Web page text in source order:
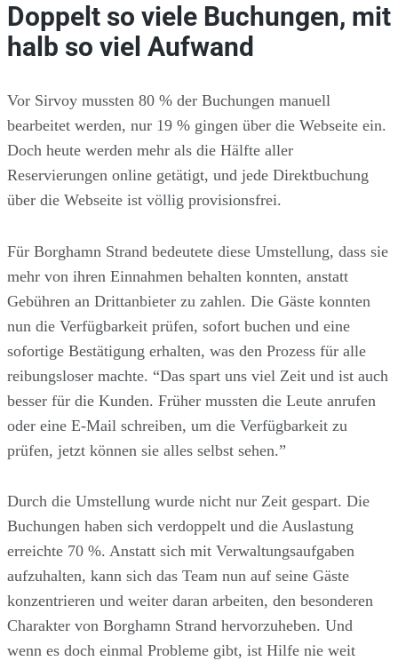
Doppelt so viele Buchungen, mit
halb so viel Aufwand
Vor Sirvoy mussten 80 % der Buchungen manuell
bearbeitet werden, nur 19 % gingen über die Webseite ein.
Doch heute werden mehr als die Hälfte aller
Reservierungen online getätigt, und jede Direktbuchung
über die Webseite ist völlig provisionsfrei.
Für Borghamn Strand bedeutete diese Umstellung, dass sie
mehr von ihren Einnahmen behalten konnten, anstatt
Gebühren an Drittanbieter zu zahlen. Die Gäste konnten
nun die Verfügbarkeit prüfen, sofort buchen und eine
sofortige Bestätigung erhalten, was den Prozess für alle
reibungsloser machte. “Das spart uns viel Zeit und ist auch
besser für die Kunden. Früher mussten die Leute anrufen
oder eine E-Mail schreiben, um die Verfügbarkeit zu
prüfen, jetzt können sie alles selbst sehen.”
Durch die Umstellung wurde nicht nur Zeit gespart. Die
Buchungen haben sich verdoppelt und die Auslastung
erreichte 70 %. Anstatt sich mit Verwaltungsaufgaben
aufzuhalten, kann sich das Team nun auf seine Gäste
konzentrieren und weiter daran arbeiten, den besonderen
Charakter von Borghamn Strand hervorzuheben. Und
wenn es doch einmal Probleme gibt, ist Hilfe nie weit